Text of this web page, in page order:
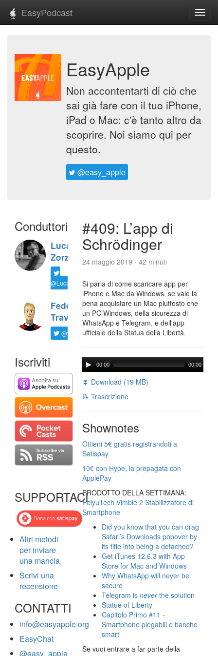
EasyPodcast
EasyApple
Non accontentarti di ciò che
sai già fare con il tuo iPhone,
iPad o Mac: c'è tanto altro da
scoprire. Noi siamo qui per
questo.
@easy_apple
Conduttori
Luca
Zorzi
@LucaTNT
Federico
Travaini
@ftrava
Iscriviti
SUPPORTACI
Altri metodi
per inviare
una mancia
Scrivi una
recensione
CONTATTI
info@easyapple.org
EasyChat
@easy_apple
#409: L’app di
Schrödinger
24 maggio 2019 - 42 minuti
Si parla di come scaricare app per
iPhone e Mac da Windows, se vale la
pena acquistare un Mac piuttosto che
un PC Windows, della sicurezza di
WhatsApp e Telegram, e dell'app
ufficiale della Statua della Libertà.
00:00 00:00
⏬ Download (19 MB)
📝 Trascrizione
Shownotes
Ottieni 5€ gratis registrandoti a
Satispay
10€ con Hype, la prepagata con
ApplePay
PRODOTTO DELLA SETTIMANA:
FeiyuTech Vimble 2 Stabilizzatore di
Smartphone
Did you know that you can drag
Safari’s Downloads popover by
its title into being a detached?
Get iTunes 12.6.3 with App
Store for Mac and Windows
Why WhatsApp will never be
secure
Telegram isneverthe solution
Statue of Liberty
Capitolo Primo #11 -
Smartphone piegabili e banche
smart
Se vuoi entrare a far parte della